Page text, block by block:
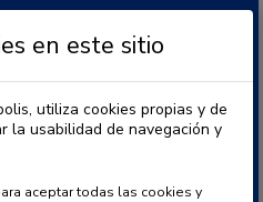
CONTACTO
en este sitio
utiliza cookies propias y de
la usabilidad de navegación y
aceptar todas las cookies y